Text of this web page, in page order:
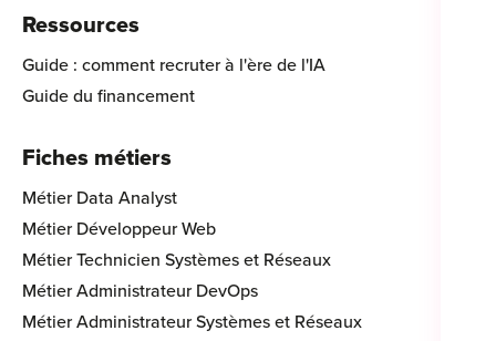
Ressources
Guide : comment recruter à l'ère de l'IA
Guide du financement
Fiches métiers
Métier Data Analyst
Métier Développeur Web
Métier Technicien Systèmes et Réseaux
Métier Administrateur DevOps
Métier Administrateur Systèmes et Réseaux